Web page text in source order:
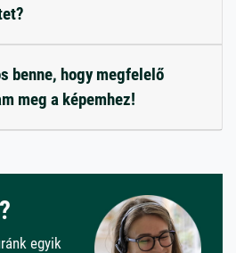
benne, hogy megfelelő
meg a képemhez!
egyik